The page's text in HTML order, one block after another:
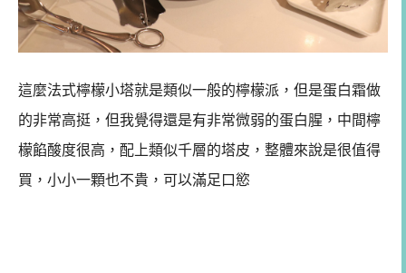
這麼法式檸檬小塔就是類似一般的檸檬派，但是蛋白霜做
的非常高挺，但我覺得還是有非常微弱的蛋白腥，中間檸
檬餡酸度很高，配上類似千層的塔皮，整體來說是很值得
買，小小一顆也不貴，可以滿足口慾